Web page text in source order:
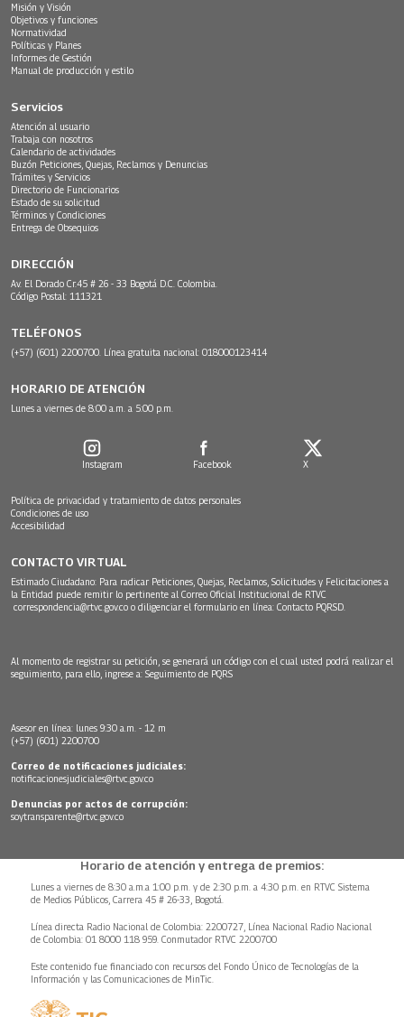
Misión y Visión
Objetivos y funciones
Normatividad
Políticas y Planes
Informes de Gestión
Manual de producción y estilo
Servicios
Atención al usuario
Trabaja con nosotros
Calendario de actividades
Buzón Peticiones, Quejas, Reclamos y Denuncias
Trámites y Servicios
Directorio de Funcionarios
Estado de su solicitud
Términos y Condiciones
Entrega de Obsequios
DIRECCIÓN
Av. El Dorado Cr.45 # 26 - 33 Bogotá D.C. Colombia.
Código Postal: 111321
TELÉFONOS
(+57) (601) 2200700. Línea gratuita nacional: 018000123414
HORARIO DE ATENCIÓN
Lunes a viernes de 8:00 a.m. a 5:00 p.m.
Instagram Facebook X
Política de privacidad y tratamiento de datos personales
Condiciones de uso
Accesibilidad
CONTACTO VIRTUAL
Estimado Ciudadano: Para radicar Peticiones, Quejas, Reclamos, Solicitudes y Felicitaciones a
la Entidad puede remitir lo pertinente al Correo Oficial Institucional de RTVC
correspondencia@rtvc.gov.co o diligenciar el formulario en línea: Contacto PQRSD.
Al momento de registrar su petición, se generará un código con el cual usted podrá realizar el
seguimiento, para ello, ingrese a: Seguimiento de PQRS
Asesor en línea: lunes 9:30 a.m. - 12 m
(+57) (601) 2200700
Correo de notificaciones judiciales:
notificacionesjudiciales@rtvc.gov.co
Denuncias por actos de corrupción:
soytransparente@rtvc.gov.co
Horario de atención y entrega de premios:
Lunes a viernes de 8:30 a.m.a 1:00 p.m. y de 2:30 p.m. a 4:30 p.m. en RTVC Sistema
de Medios Públicos, Carrera 45 # 26-33, Bogotá.
Línea directa Radio Nacional de Colombia: 2200727, Línea Nacional Radio Nacional
de Colombia: 01 8000 118 959. Conmutador RTVC 2200700
Este contenido fue financiado con recursos del Fondo Único de Tecnologías de la
Información y las Comunicaciones de MinTic.